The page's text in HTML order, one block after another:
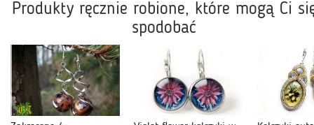
Produkty ręcznie robione, które mogą Ci
spodobać